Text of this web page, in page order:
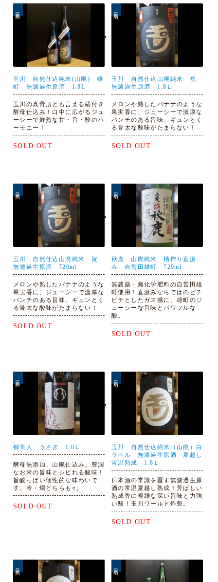
玉川 自然仕込純米(山廃) 雄
町 無濾過生原酒 1.8L
玉川の真骨頂とも言える蔵付き
酵母仕込み！口中に広がるジュ
ーシーで鮮烈な甘・旨・酸のハ
ーモニー！
SOLD OUT
玉川 自然仕込山廃純米 祝
無濾過生原酒 1.8Ｌ
メロンや熟したバナナのような
果実香に、ジューシーで濃厚な
パンチのある旨味、ギュンとく
る骨太な酸味がたまらない！
SOLD OUT
玉川 自然仕込山廃純米 祝
無濾過生原酒 720ml
メロンや熟したバナナのような
果実香に、ジューシーで濃厚な
パンチのある旨味、ギュンとく
る骨太な酸味がたまらない！
SOLD OUT
秋鹿 山廃純米 槽搾り直汲
み 自営田雄町 720ml
無農薬・無化学肥料の自営田雄
町使用！直汲みならではのピチ
ピチとしたガス感に、雄町のジ
ューシーな旨味とパワフルな
酸。
SOLD OUT
都美人 うさぎ 1.8Ｌ
酵母無添加、山廃仕込み。豊潤
なお米の旨味とシビれる酸味！
旨酸っぱい個性的な味わいで
す。冷・燗どちらも○。
SOLD OUT
玉川 自然仕込純米（山廃）白
ラベル 無濾過生原酒 夏越し
常温熟成 1.8Ｌ
日本酒の常識を覆す無濾過生原
酒の常温夏越し熟成！芳ばしい
熟成香に複雑な深い旨味と力強
い酸！玉川ワールド炸裂。
SOLD OUT